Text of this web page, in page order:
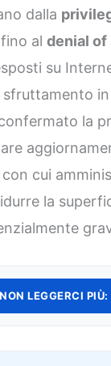
dalla
fino aldenial
su
la
cui
la
LEGGERCI PIÙ: